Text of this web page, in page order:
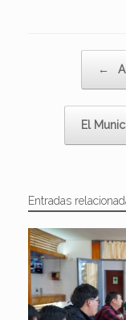
←
El
Entradas